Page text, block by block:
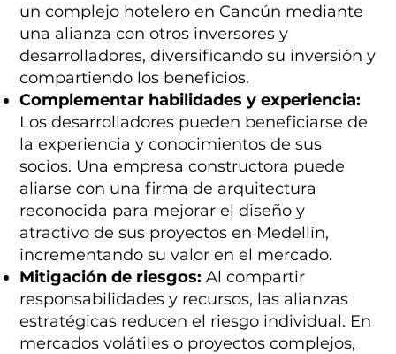
un complejo hotelero en Cancún mediante
una alianza con otros inversores y
desarrolladores, diversificando su inversión y
compartiendo los beneficios.
Complementar habilidades y experiencia:
Los desarrolladores pueden beneficiarse de
la experiencia y conocimientos de sus
socios. Una empresa constructora puede
aliarse con una firma de arquitectura
reconocida para mejorar el diseño y
atractivo de sus proyectos en Medellín,
incrementando su valor en el mercado.
Mitigación de riesgos: Al compartir
responsabilidades y recursos, las alianzas
estratégicas reducen el riesgo individual. En
mercados volátiles o proyectos complejos,